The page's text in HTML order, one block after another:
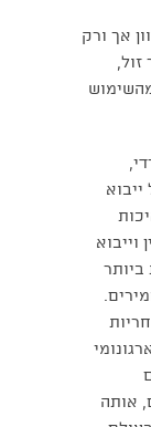
אך ורק
ביותר
אותה